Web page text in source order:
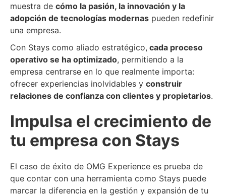
muestra de cómo la pasión, la innovación y la
adopción de tecnologías modernas pueden redefinir
una empresa.
Con Stays como aliado estratégico, cada proceso
operativo se ha optimizado, permitiendo a la
empresa centrarse en lo que realmente importa:
ofrecer experiencias inolvidables y construir
relaciones de confianza con clientes y propietarios.
Impulsa el crecimiento de
tu empresa con Stays
El caso de éxito de OMG Experience es prueba de
que contar con una herramienta como Stays puede
marcar la diferencia en la gestión y expansión de tu